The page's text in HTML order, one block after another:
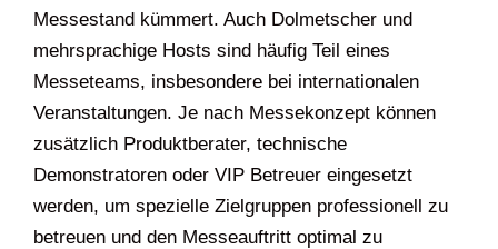
Messestand kümmert. Auch Dolmetscher und
mehrsprachige Hosts sind häufig Teil eines
Messeteams, insbesondere bei internationalen
Veranstaltungen. Je nach Messekonzept können
zusätzlich Produktberater, technische
Demonstratoren oder VIP Betreuer eingesetzt
werden, um spezielle Zielgruppen professionell zu
betreuen und den Messeauftritt optimal zu